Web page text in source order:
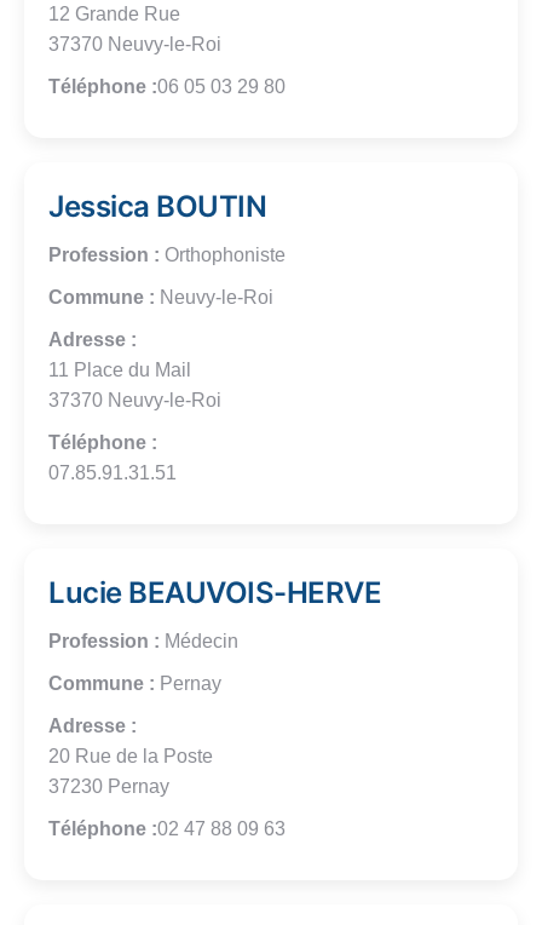
12 Grande Rue
37370 Neuvy-le-Roi
Téléphone :06 05 03 29 80
Jessica BOUTIN
Profession : Orthophoniste
Commune : Neuvy-le-Roi
Adresse :
11 Place du Mail
37370 Neuvy-le-Roi
Téléphone :
07.85.91.31.51
Lucie BEAUVOIS-HERVE
Profession : Médecin
Commune : Pernay
Adresse :
20 Rue de la Poste
37230 Pernay
Téléphone :02 47 88 09 63